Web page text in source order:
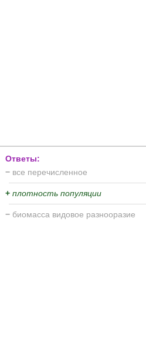
Ответы:
− все перечисленное
+ плотность популяции
− биомасса видовое разнооразие